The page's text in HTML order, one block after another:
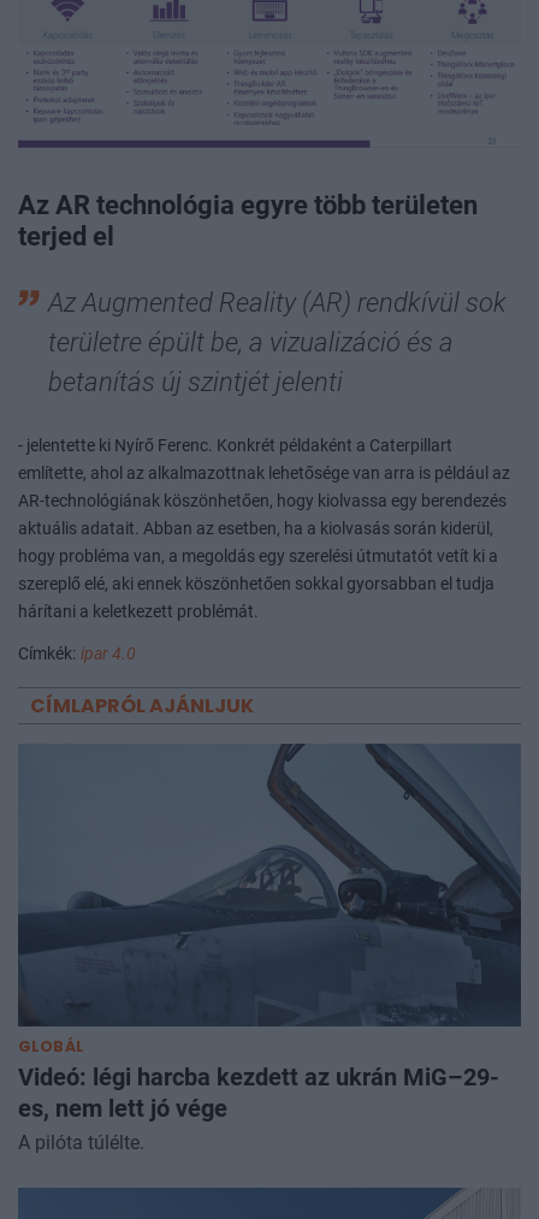
Az AR technológia egyre több területen
terjed el
Az Augmented Reality (AR) rendkívül sok
területre épült be, a vizualizáció és a
betanítás új szintjét jelenti
- jelentette ki Nyírő Ferenc. Konkrét példaként a Caterpillart
említette, ahol az alkalmazottnak lehetősége van arra is például az
AR-technológiának köszönhetően, hogy kiolvassa egy berendezés
aktuális adatait. Abban az esetben, ha a kiolvasás során kiderül,
hogy probléma van, a megoldás egy szerelési útmutatót vetít ki a
szereplő elé, aki ennek köszönhetően sokkal gyorsabban el tudja
hárítani a keletkezett problémát.
Címkék: ipar 4.0
CÍMLAPRÓL AJÁNLJUK
GLOBÁL
Videó: légi harcba kezdett az ukrán MiG–29-
es, nem lett jó vége
A pilóta túlélte.